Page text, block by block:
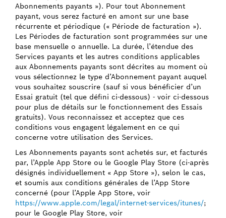
Abonnements payants »). Pour tout Abonnement
payant, vous serez facturé en amont sur une base
récurrente et périodique (« Période de facturation »).
Les Périodes de facturation sont programmées sur une
base mensuelle o annuelle. La durée, l’étendue des
Services payants et les autres conditions applicables
aux Abonnements payants sont décrites au moment où
vous sélectionnez le type d’Abonnement payant auquel
vous souhaitez souscrire (sauf si vous bénéficier d’un
Essai gratuit (tel que défini ci-dessous) - voir ci-dessous
pour plus de détails sur le fonctionnement des Essais
gratuits). Vous reconnaissez et acceptez que ces
conditions vous engagent légalement en ce qui
concerne votre utilisation des Services.
Les Abonnements payants sont achetés sur, et facturés
par, l’Apple App Store ou le Google Play Store (ci-après
désignés individuellement « App Store »), selon le cas,
et soumis aux conditions générales de l’App Store
concerné (pour l’Apple App Store, voir
https://www.apple.com/legal/internet-services/itunes/;
pour le Google Play Store, voir